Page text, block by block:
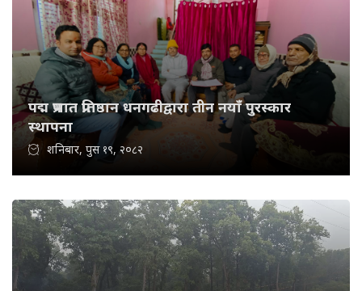
पद्म प्रभात प्रतिष्ठान धनगढीद्वारा तीन नयाँ पुरस्कार
स्थापना
शनिबार, पुस १९, २०८२